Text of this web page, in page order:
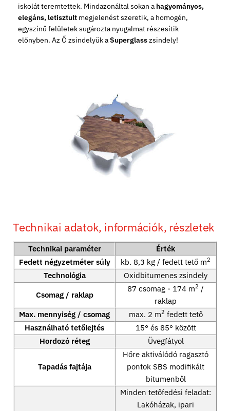
iskolát teremtettek. Mindazonáltal sokan a hagyományos,
elegáns, letisztult megjelenést szeretik, a homogén,
egyszínű felületek sugározta nyugalmat részesítik
előnyben. Az Ő zsindelyük aSuperglasszsindely!
Technikai adatok, információk, részletek
Technikai paraméter
Érték
Fedett négyzetméter súly
kb. 8,3 kg / fedett tető m2
Technológia
Oxidbitumenes zsindely
Csomag / raklap
87 csomag - 174 m2 /
raklap
Max. mennyiség / csomag
max. 2 m2 fedett tető
Használható tetőlejtés
15° és 85° között
Hordozó réteg
Üvegfátyol
Tapadás fajtája
Hőre aktiválódó ragasztó
pontok SBS modifikált
bitumenből
Minden tetőfedési feladat:
Lakóházak, ipari